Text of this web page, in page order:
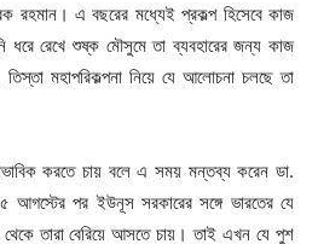
রহমান। এ বছরের মধ্যেই প্রকল্প হিসেবে কাজ
ধরে রেখে শুষ্ক মৌসুমে তা ব্যবহারের জন্য কাজ
তিস্তা মহাপরিকল্পনা নিয়ে যে আলোচনা চলছে তা
করতে চায় বলে এ সময় মন্তব্য করেন ডা.
আগস্টের পর ইউনূস সরকারের সঙ্গে ভারতের যে
তারা বেরিয়ে আসতে চায়। তাই এখন যে পুশ